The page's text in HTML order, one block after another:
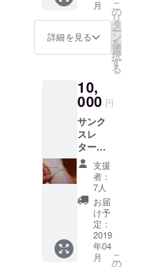
さい。
紙をお
送りし
ます。
月
詳細を見る
こ
の
リ
タ
ー
ン
を
選
択
す
る
10,
000 円
サンク
スレ
ター
（メー
ル含
む）&
チーム
のオリ
ジナル
ミサン
ガをプ
レゼン
支援
者：
7人
お届
け予
定：
2019
年04
月
こ
の